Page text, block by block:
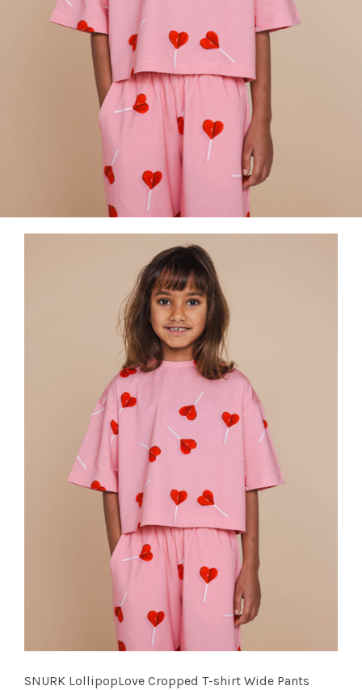
SNURK LollipopLove Cropped T-shirt Wide Pants